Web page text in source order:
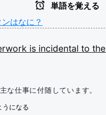
単語を覚える
はなに？
is incidental to the
な仕事に付随しています。
うになる